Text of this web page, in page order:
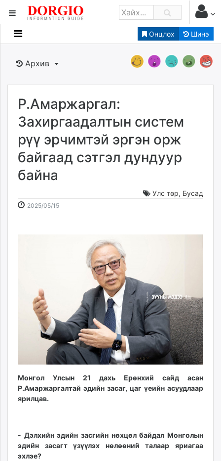
Онцлох Шинэ
Мэдээллийн
Банк санхүү
Бизнес ААН
Төрийн
Нийслэлийн
dorgio.mn
Gogo.mn
news.mn
Baabar.mn
shuud.mn
eagle.mn
ergelt.mn
zarig.mn
today.mn
mminfo.mn
ugluu.mn
urlag.mn
unen.mn
shuurhai.mn
unuudur.mn
Архив
Р.Амаржаргал:
Захиргаадалтын систем
рүү эрчимтэй эргэн орж
байгаад сэтгэл дундуур
байна
Улс төр, Бусад
2025/05/152025-
2026-
Монгол Улсын 21 дахь Ерөнхий сайд асан
Р.Амаржаргалтай эдийн засаг, цаг үеийн асуудлаар
ярилцав.
- Дэлхийн эдийн засгийн нөхцөл байдал Монголын
эдийн засагт үзүүлэх нөлөөний талаар яриагаа
эхлэе?